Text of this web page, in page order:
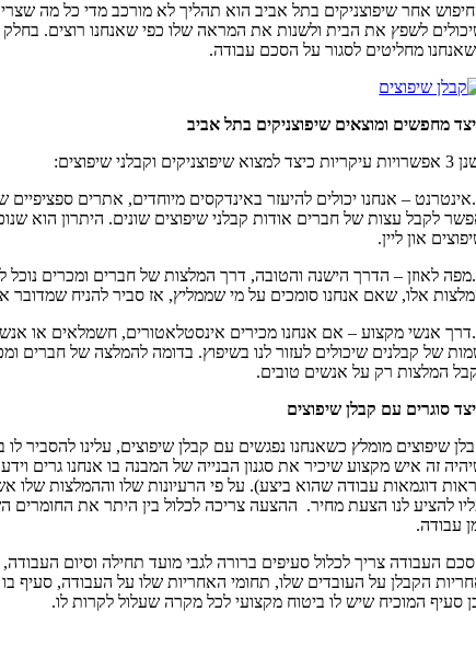
אחר שיפוצניקים בתל אביב הוא תהליך לא מורכב מדי כל מה
לשפץ את הבית ולשנות את המראה שלו כפי שאנחנו רוצים. בחלק
מחליטים לסגור על הסכם עבודה.
מחפשים ומוצאים שיפוצניקים בתל אביב
למצוא שיפוצניקים וקבלני שיפוצים:
1.אינטרנט – אנחנו יכולים להיעזר באינדקסים מיוחדים, אתרים
לקבל עצות של חברים אודות קבלני שיפוצים שונים. היתרון הוא
און ליין.
2.מפה לאוזן – הדרך הישנה והטובה, דרך המלצות של חברים ומכרים נוכל
אלו, שאם אנחנו סומכים על מי שממליץ, אז סביר להניח שמדובר
3.דרך אנשי מקצוע – אם אנחנו מכירים אינסטלאטורים, חשמלאים או
של קבלנים שיכולים לעזור לנו בשיפוץ. בדומה להמלצה של חברים
המלצות רק על אנשים טובים.
סוגרים עם קבלן שיפוצים
שיפוצים מומלץ כשאנחנו נפגשים עם קבלן שיפוצים, עלינו להסביר לו
זה איש מקצוע שיכיר את סגנון הבנייה של המבנה בו אנחנו גרים
דוגמאות עבודה שהוא ביצע). על פי הרעיונות שלו וההמלצות שלו
להציע לנו הצעת מחיר. ההצעה צריכה לכלול בין היתר את החומרים
עבודה.
העבודה צריך לכלול סעיפים ברורה לגבי מועד תחילה וסיום
הקבלן על העובדים שלו, תחומי האחריות שלו על העבודה, סעיף
סעיף המוכיח שיש לו ביטוח מקצועי לכל מקרה שעלול לקרות לו.